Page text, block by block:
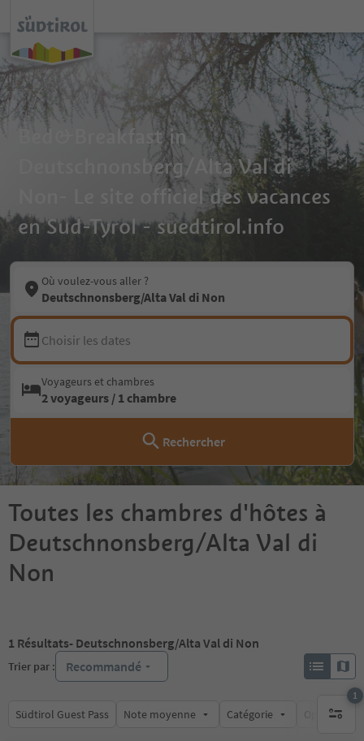
Bed&Breakfast in
Deutschnonsberg/Alta Val di
Non- Le site officiel des vacances
en Sud-Tyrol - suedtirol.info
Où voulez-vous aller ?
Deutschnonsberg/Alta Val di Non
Choisir les dates
Voyageurs et chambres
2 voyageurs / 1 chambre
Rechercher
Toutes les chambres d'hôtes à
Deutschnonsberg/Alta Val di
Non
1 Résultats- Deutschnonsberg/Alta Val di Non
Trier par : Recommandé
Südtirol Guest Pass Note moyenne Catégorie Options de
1
1 filtre